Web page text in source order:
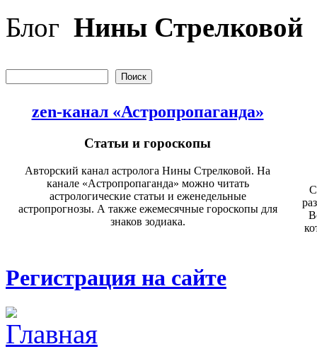
Перейти к основному содержанию
Блог Нины Стрелковой
Форма поиска
zen-канал «Астропропаганда»
Статьи и гороскопы
Авторский канал астролога Нины Стрелковой. На
канале «Астропропаганда» можно читать
астрологические статьи и еженедельные
астропрогнозы. А также ежемесячные гороскопы для
знаков зодиака.
Регистрация на сайте